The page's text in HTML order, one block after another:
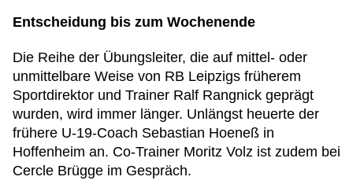
Entscheidung bis zum Wochenende
Die Reihe der Übungsleiter, die auf mittel- oder
unmittelbare Weise von RB Leipzigs früherem
Sportdirektor und Trainer Ralf Rangnick geprägt
wurden, wird immer länger. Unlängst heuerte der
frühere U-19-Coach Sebastian Hoeneß in
Hoffenheim an. Co-Trainer Moritz Volz ist zudem bei
Cercle Brügge im Gespräch.